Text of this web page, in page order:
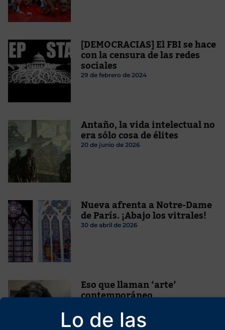
Lo de las
[DEMOCRACIAS] El FBI se hace
con la censura de las redes
sociales
29 de febrero de 2024
Antaño, la vida intelectual no
era sólo cosa de élites
20 de junio de 2026
Nueva afrenta a Notre-Dame
de París. ¡Abajo los vitrales!
30 de abril de 2026
Eso que llaman ‘arte’
contemporáneo